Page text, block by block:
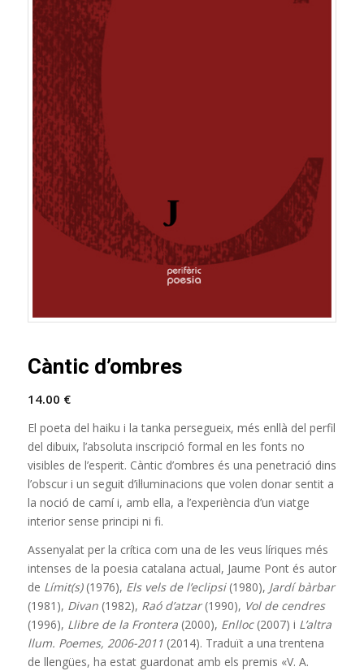
Càntic d’ombres
14.00 €
El poeta del haiku i la tanka persegueix, més enllà del perfil
del dibuix, l’absoluta inscripció formal en les fonts no
visibles de l’esperit. Càntic d’ombres és una penetració dins
l’obscur i un seguit d’il·luminacions que volen donar sentit a
la noció de camí i, amb ella, a l’experiència d’un viatge
interior sense principi ni fi.
Assenyalat per la crítica com una de les veus líriques més
intenses de la poesia catalana actual, Jaume Pont és autor
de Límit(s)(1976), Els vels de l’eclipsi(1980), Jardí bàrbar
(1981), Divan(1982), Raó d’atzar(1990), Vol de cendres
(1996), Llibre de la Frontera(2000), Enlloc(2007) i L’altra
llum. Poemes, 2006-2011(2014). Traduït a una trentena
de llengües, ha estat guardonat amb els premis «V. A.